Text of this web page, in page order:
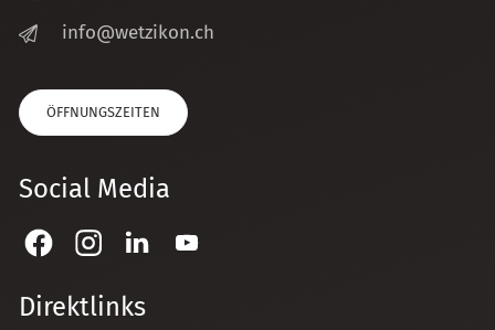
nf
w tz k n ch
ÖFFNUNGSZEITEN
Social Media
Direktlinks